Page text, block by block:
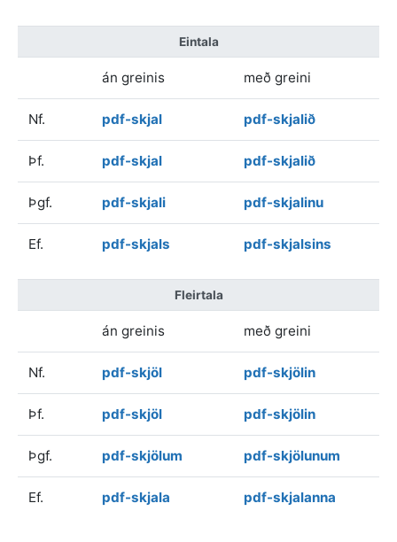
Eintala
án greinis með greini
Nf. pdf-skjal pdf-skjalið
Þf. pdf-skjal pdf-skjalið
Þgf. pdf-skjali pdf-skjalinu
Ef. pdf-skjals pdf-skjalsins
Fleirtala
án greinis með greini
Nf. pdf-skjöl pdf-skjölin
Þf. pdf-skjöl pdf-skjölin
Þgf. pdf-skjölum pdf-skjölunum
Ef. pdf-skjala pdf-skjalanna